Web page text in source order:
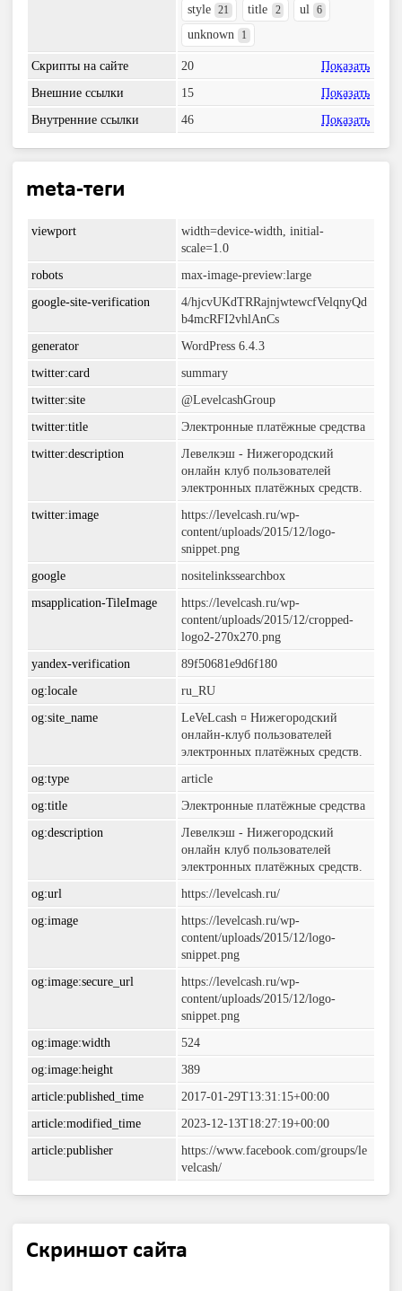
style 21 title 2 ul 6
unknown 1
Скрипты на сайте 20
Показать
Внешние ссылки
15
Показать
Внутренние ссылки
46 Показать
meta-теги
viewport
width=device-width, initial-
scale=1.0
robots
max-image-preview:large
google-site-verification
4/hjcvUKdTRRajnjwtewcfVelqnyQd
b4mcRFI2vhlAnCs
generator
WordPress 6.4.3
twitter:card
summary
twitter:site
@LevelcashGroup
twitter:title
Электронные платёжные средства
twitter:description
Левелкэш - Нижегородский
онлайн клуб пользователей
электронных платёжных средств.
twitter:image
https://levelcash.ru/wp-
content/uploads/2015/12/logo-
snippet.png
google
nositelinkssearchbox
msapplication-TileImage
https://levelcash.ru/wp-
content/uploads/2015/12/cropped-
logo2-270x270.png
yandex-verification
89f50681e9d6f180
og:locale
ru_RU
og:site_name
LeVeLcash ¤ Нижегородский
онлайн-клуб пользователей
электронных платёжных средств.
og:type
article
og:title
Электронные платёжные средства
og:description
Левелкэш - Нижегородский
онлайн клуб пользователей
электронных платёжных средств.
og:url
https://levelcash.ru/
og:image
https://levelcash.ru/wp-
content/uploads/2015/12/logo-
snippet.png
og:image:secure_url
https://levelcash.ru/wp-
content/uploads/2015/12/logo-
snippet.png
og:image:width
524
og:image:height
389
article:published_time
2017-01-29T13:31:15+00:00
article:modified_time
2023-12-13T18:27:19+00:00
article:publisher
https://www.facebook.com/groups/le
velcash/
Скриншот сайта